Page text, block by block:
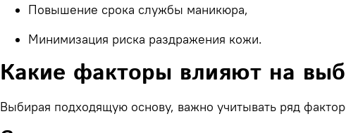
Повышение срока службы маникюра,
Минимизация риска раздражения кожи.
Какие факторы влияют на
Выбирая подходящую основу, важно учитывать ряд